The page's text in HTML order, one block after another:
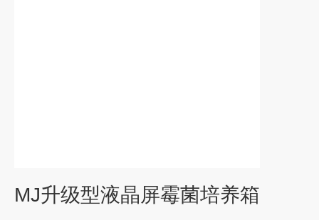
MJ升级型液晶屏霉菌培养箱